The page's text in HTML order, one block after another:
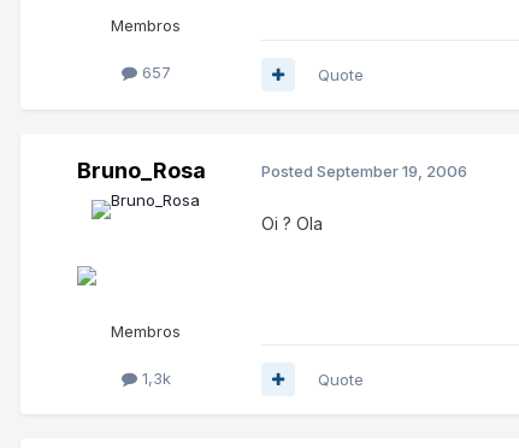
Membros
657 Quote
Bruno_Rosa
Membros
1,3k
Posted September 19, 2006
Oi ? Ola
Quote